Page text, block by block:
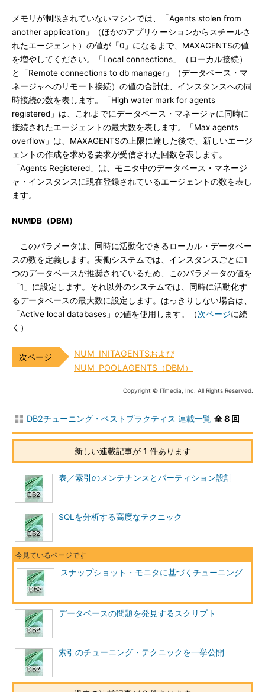
メモリが制限されていないマシンでは、「Agents stolen from
another application」（ほかのアプリケーションからスチールさ
れたエージェント）の値が「0」になるまで、MAXAGENTSの値
を増やしてください。「Local connections」（ローカル接続）
と「Remote connections to db manager」（データベース・マ
ネージャへのリモート接続）の値の合計は、インスタンスへの同
時接続の数を表します。「High water mark for agents
registered」は、これまでにデータベース・マネージャに同時に
接続されたエージェントの最大数を表します。「Max agents
overflow」は、MAXAGENTSの上限に達した後で、新しいエージ
ェントの作成を求める要求が受信された回数を表します。
「Agents Registered」は、モニタ中のデータベース・マネージ
ャ・インスタンスに現在登録されているエージェントの数を表し
ます。
NUMDB（DBM）
このパラメータは、同時に活動化できるローカル・データベー
スの数を定義します。実働システムでは、インスタンスごとに1
つのデータベースが推奨されているため、このパラメータの値を
「1」に設定します。それ以外のシステムでは、同時に活動化す
るデータベースの最大数に設定します。はっきりしない場合は、
「Active local databases」の値を使用します。（次ページに続
く）
NUM_INITAGENTSおよび
NUM_POOLAGENTS（DBM）
Copyright © ITmedia, Inc. All Rights Reserved.
DB2チューニング・ベストプラクティス 連載一覧 全 8 回
新しい連載記事が 1 件あります
表／索引のメンテナンスとパーティション設計
SQLを分析する高度なテクニック
スナップショット・モニタに基づくチューニング
データベースの問題を発見するスクリプト
索引のチューニング・テクニックを一挙公開